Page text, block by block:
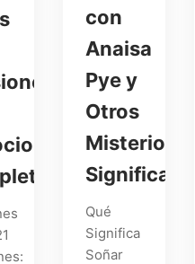
con
Anaisa
Pye y
Otros
Misterios:
Significados
Qué
Significa
Soñar